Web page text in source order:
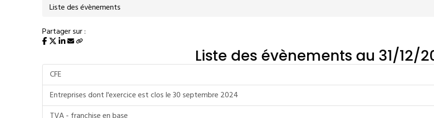
Liste des évènements
Partager sur :
Liste des évènements au 31/12/
CFE
Entreprises dont l'exercice est clos le 30 septembre 2024